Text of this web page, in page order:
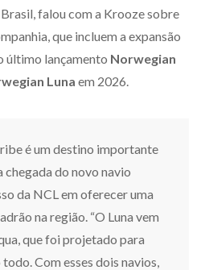
falou com a Krooze sobre
que incluem a expansão
último lançamento Norwegian
Luna em 2026.
é um destino importante
chegada do novo navio
da NCL em oferecer uma
na região. “O Luna vem
que foi projetado para
Com esses dois navios,